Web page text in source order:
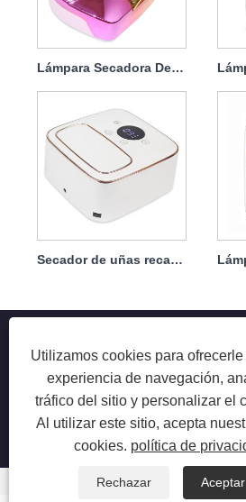
Lámpara Secadora De Uñas De Gel Recargable 96w
Utilizamos cookies para
experiencia de navegación,
tráfico del sitio y personalizar el
Al utilizar este sitio, acepta
cookies. política de
Rechazar Aceptar
Copyright © 2025 Shenzhen Ruina
Lámpara de uñas, taladro de uñas,
Todos los derechos reservados.